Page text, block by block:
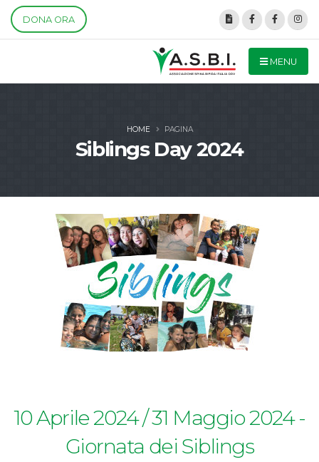
DONA ORA
MENU
Siblings Day 2024
HOME PAGINA
10 Aprile 2024 / 31 Maggio 2024 -
Giornata dei Siblings